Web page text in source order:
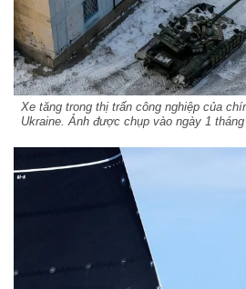
Xe tăng trong thị trấn công nghiệp của
Ukraine. Ảnh được chụp vào ngày 1 tháng